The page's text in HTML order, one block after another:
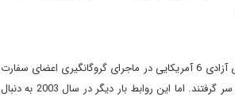
روابط کانادا با ایران پس از انقلاب اسلامی و به دنبال نقش آفرینی کن تیلور، سفیر وقت کانادا در تهران برای آزادی 6 آمریکایی در ماجرای گروگانگیری اعضای سفارت
آمریکا در تهران، بسیار متشنج شد. اما دو کشور از سال 1996 با تبادل سفرا روابط دیپلماتیک معمول را از سر گرفتند. اما این روابط بار دیگر در سال 2003 به دنبال